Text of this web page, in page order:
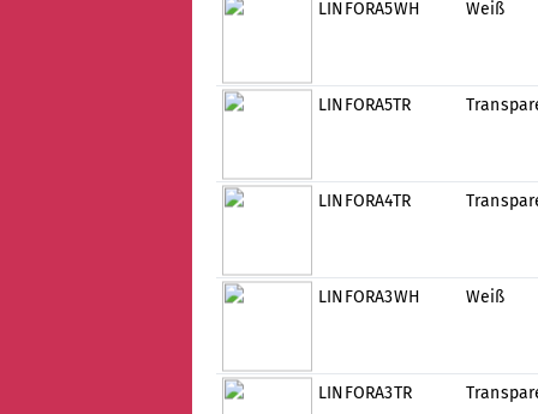
LINFORA5WH Weiß
LINFORA5TR
LINFORA4TR
LINFORA3WH Weiß
LINFORA3TR